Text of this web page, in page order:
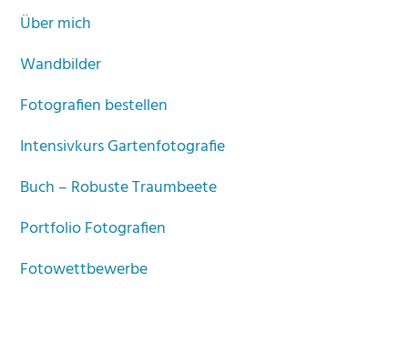
Über mich
Wandbilder
Fotografien bestellen
Intensivkurs Gartenfotografie
Buch – Robuste Traumbeete
Portfolio Fotografien
Fotowettbewerbe